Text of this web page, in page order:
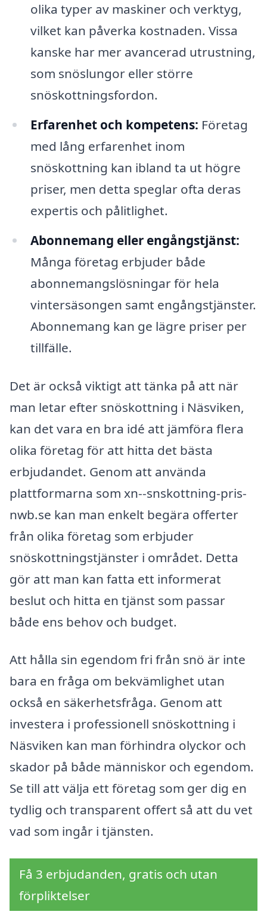
olika typer av maskiner och verktyg,
vilket kan påverka kostnaden. Vissa
kanske har mer avancerad utrustning,
som snöslungor eller större
snöskottningsfordon.
Erfarenhet och kompetens: Företag
med lång erfarenhet inom
snöskottning kan ibland ta ut högre
priser, men detta speglar ofta deras
expertis och pålitlighet.
Abonnemang eller engångstjänst:
Många företag erbjuder både
abonnemangslösningar för hela
vintersäsongen samt engångstjänster.
Abonnemang kan ge lägre priser per
tillfälle.
Det är också viktigt att tänka på att när
man letar efter snöskottning i Näsviken,
kan det vara en bra idé att jämföra flera
olika företag för att hitta det bästa
erbjudandet. Genom att använda
plattformarna som xn--snskottning-pris-
nwb.se kan man enkelt begära offerter
från olika företag som erbjuder
snöskottningstjänster i området. Detta
gör att man kan fatta ett informerat
beslut och hitta en tjänst som passar
både ens behov och budget.
Att hålla sin egendom fri från snö är inte
bara en fråga om bekvämlighet utan
också en säkerhetsfråga. Genom att
investera i professionell snöskottning i
Näsviken kan man förhindra olyckor och
skador på både människor och egendom.
Se till att välja ett företag som ger dig en
tydlig och transparent offert så att du vet
vad som ingår i tjänsten.
Få 3 erbjudanden, gratis och utan
förpliktelser